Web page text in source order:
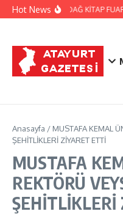
İçeriğe atla
Hot NewsSAMANDAĞ KİTAP FUARI
Anasayfa / MUSTAFA KEMAL
ŞEHİTLİKLERİ ZİYARET ETTİ
MUSTAFA
REKTÖRÜ